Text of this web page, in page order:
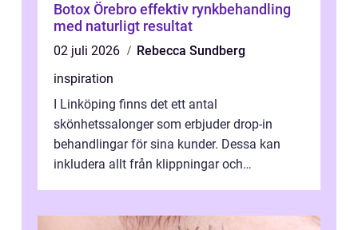
Botox Örebro effektiv rynkbehandling
med naturligt resultat
02 juli 2026
Rebecca Sundberg
inspiration
I Linköping finns det ett antal
skönhetssalonger som erbjuder drop-in
behandlingar för sina kunder. Dessa kan
inkludera allt från klippningar och